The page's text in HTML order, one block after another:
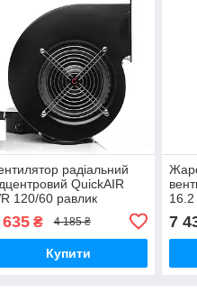
радіальний
QuickAIR
120/60 равлик
₴ 4 185 ₴
Купити
7